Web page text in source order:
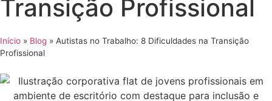
Transição Profissional
Início » Blog » Autistas no Trabalho: 8 Dificuldades na Transição
Profissional